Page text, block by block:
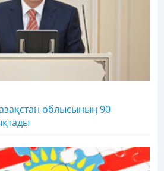
облысының 90